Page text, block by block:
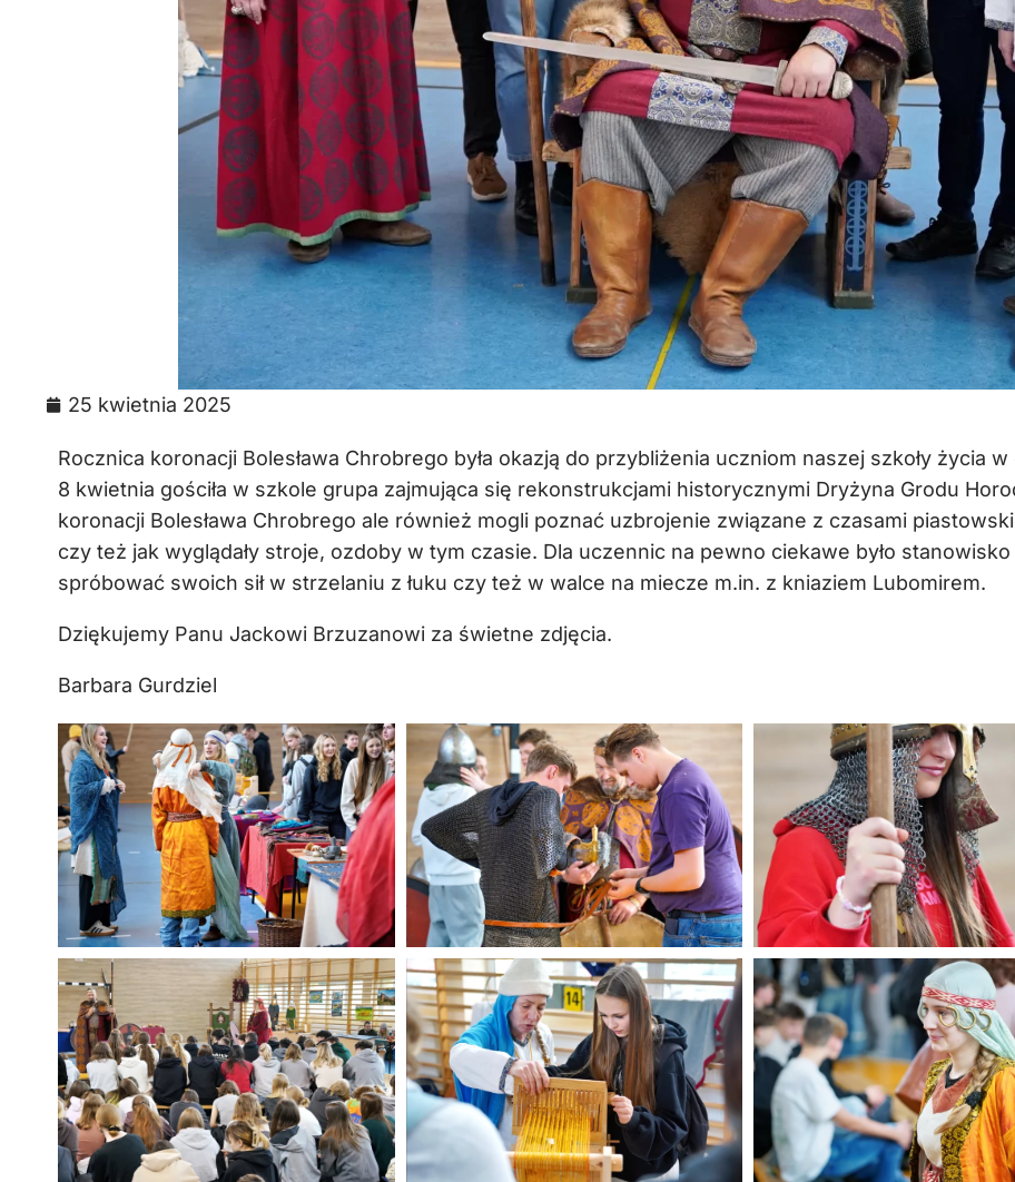
25 kwietnia 2025
Rocznica koronacji Bolesława Chrobrego była okazją do przybliżenia uczniom naszej szkoły życia
8 kwietnia gościła w szkole grupa zajmująca się rekonstrukcjami historycznymi Dryżyna Grodu
koronacji Bolesława Chrobrego ale również mogli poznać uzbrojenie związane z czasami
czy też jak wyglądały stroje, ozdoby w tym czasie. Dla uczennic na pewno ciekawe było
spróbować swoich sił w strzelaniu z łuku czy też w walce na miecze m.in. z kniaziem Lubomirem.
Dziękujemy Panu Jackowi Brzuzanowi za świetne zdjęcia.
Barbara Gurdziel